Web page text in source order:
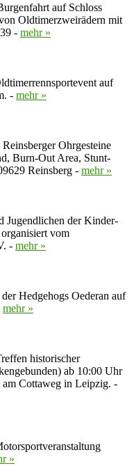
auf Schloss
Oldtimerzweirädern mit
- mehr »
auf
- mehr »
Ohrgesteine
Burn-Out Area, Stunt-
Reinsberg - mehr »
Jugendlichen der Kinder-
vom
- mehr »
Hedgehogs Oederan auf
mehr »
historischer
ab 10:00 Uhr
Cottaweg in Leipzig. -
»